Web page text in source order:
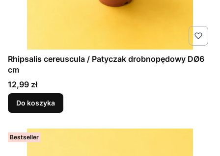
Rhipsalis cereuscula / Patyczak drobnopędowy DØ6
cm
Cena
12,99 zł
Do koszyka
Bestseller